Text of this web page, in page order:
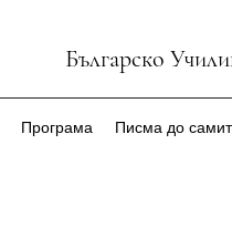
Българско
Програма Писма до